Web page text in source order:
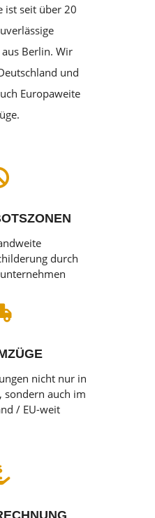
ist seit über 20
Berlin. Wir
und
Europaweite
durch
nicht nur in
sondern auch im
/ EU-weit